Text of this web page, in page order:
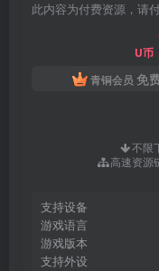
此内容为付费资源，请
U币
青铜会员 免
不限
高速资源
支持设备
游戏语言
游戏版本
支持外设